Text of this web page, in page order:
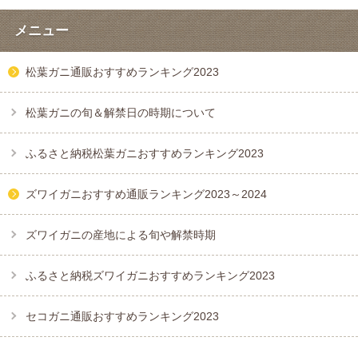
メニュー
松葉ガニ通販おすすめランキング2023
松葉ガニの旬＆解禁日の時期について
ふるさと納税松葉ガニおすすめランキング2023
ズワイガニおすすめ通販ランキング2023～2024
ズワイガニの産地による旬や解禁時期
ふるさと納税ズワイガニおすすめランキング2023
セコガニ通販おすすめランキング2023